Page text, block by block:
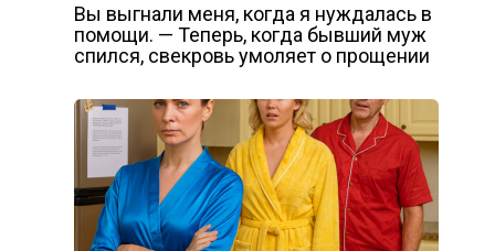
Вы выгнали меня, когда я нуждалась в
помощи. — Теперь, когда бывший муж
спился, свекровь умоляет о прощении